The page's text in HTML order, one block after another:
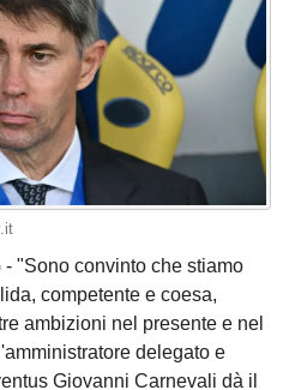
"Sono convinto che stiamo
competente e coesa,
ambizioni nel presente e nel
delegato e
Giovanni Carnevali dà il